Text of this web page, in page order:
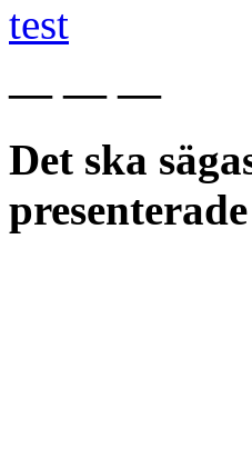
— — —
Det ska